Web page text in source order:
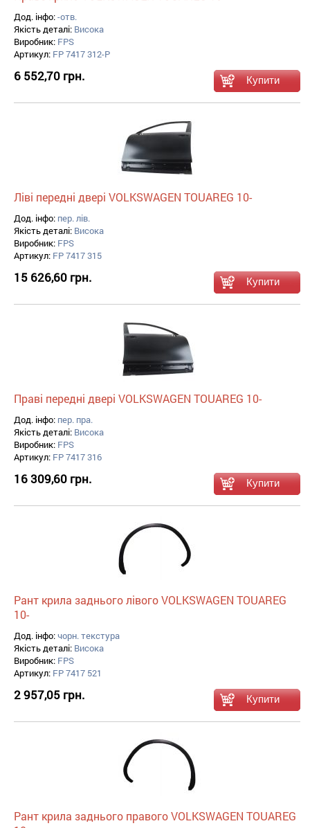
Дод. інфо:-отв.
Якість деталі: Висока
Виробник: FPS
Артикул: FP 7417 312-P
6 552,70 грн.
Ліві передні двері VOLKSWAGEN TOUAREG 10-
Дод. інфо: пер. лів.
Якість деталі: Висока
Виробник: FPS
Артикул: FP 7417 315
15 626,60 грн.
Праві передні двері VOLKSWAGEN TOUAREG 10-
Дод. інфо: пер. пра.
Якість деталі: Висока
Виробник: FPS
Артикул: FP 7417 316
16 309,60 грн.
Рант крила заднього лівого VOLKSWAGEN TOUAREG
10-
Дод. інфо:чорн. текстура
Якість деталі: Висока
Виробник: FPS
Артикул: FP 7417 521
2 957,05 грн.
Рант крила заднього правого VOLKSWAGEN TOUAREG